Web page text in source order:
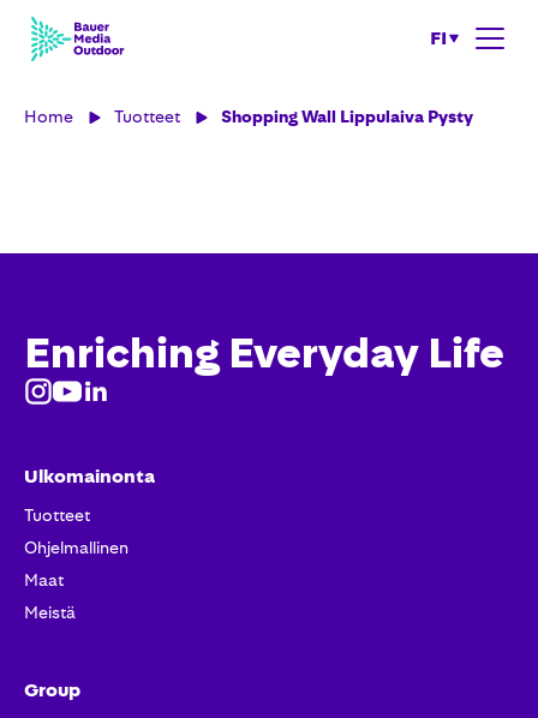
FI
Home Tuotteet Shopping Wall Lippulaiva Pysty
Enriching Everyday Life
Ulkomainonta
Tuotteet​
Ohjelmallinen
Maat
Meistä
Group